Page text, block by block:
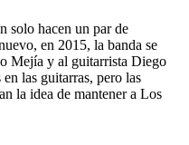
solo hacen un par de
en 2015, la banda se
Mejía y al guitarrista Diego
las guitarras, pero las
la idea de mantener a Los